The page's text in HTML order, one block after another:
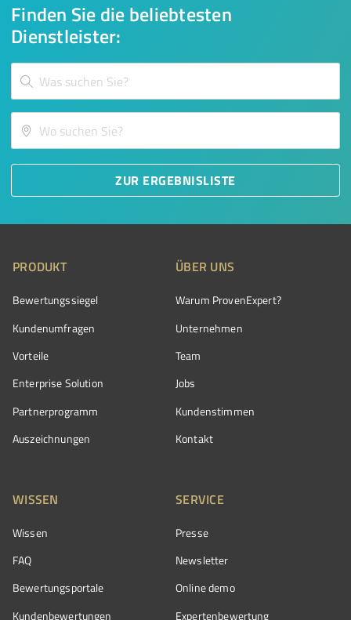
Finden Sie die beliebtesten
Dienstleister:
ZUR ERGEBNISLISTE
PRODUKT
Bewertungssiegel
Kundenumfragen
Vorteile
Enterprise Solution
Partnerprogramm
Auszeichnungen
ÜBER UNS
Warum ProvenExpert?
Unternehmen
Team
Jobs
Kundenstimmen
Kontakt
WISSEN
Wissen
FAQ
Bewertungsportale
Kundenbewertungen
SERVICE
Presse
Newsletter
Online demo
Expertenbewertung